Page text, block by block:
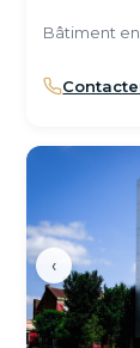
Bâtiment
‹